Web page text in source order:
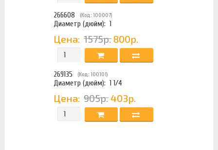
266608 (Код: 100007)
Диаметр (дюйм): 1
Цена: 1575р. 800р.
269135 (Код: 100101)
Диаметр (дюйм): 1 1/4
Цена: 905р. 403р.